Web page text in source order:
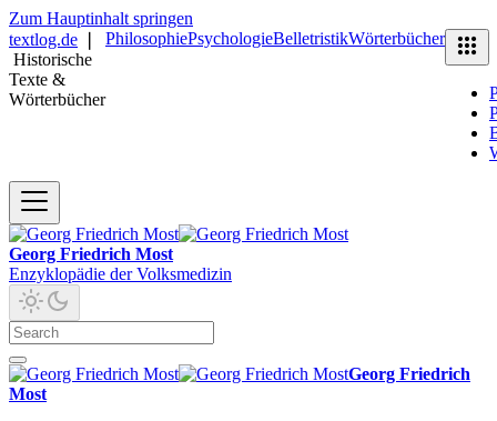
Zum Hauptinhalt springen
textlog.de
Historische
Texte &
Wörterbücher
PhilosophiePsychologieBelletristikWörterbücher
Georg Friedrich Most
Enzyklopädie der Volksmedizin
Georg Friedrich
Most